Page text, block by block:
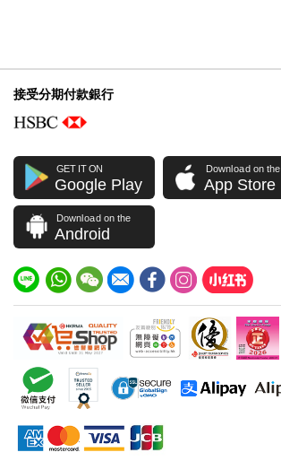
接受分期付款銀行
GET IT ON
Google Play
Download on the
App Store
Download on the
Android